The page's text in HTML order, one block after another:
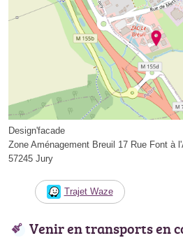
Design'facade
Zone Aménagement Breuil 17 Rue Font à
57245 Jury
Trajet Waze
Venir en transports en